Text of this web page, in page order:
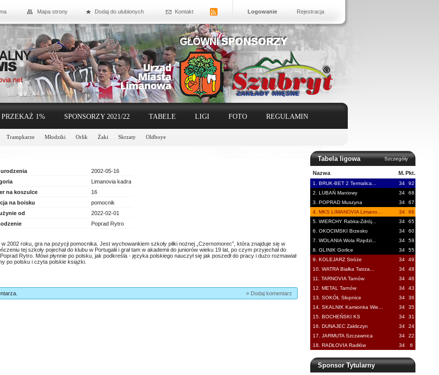
Mapa strony Dodaj do ulubionych Kontakt Logowanie Rejestracja
Trampkarze Młodziki Orlik Żaki Skrzaty Oldboye
PRZEKAŻ 1% SPONSORZY 2021/22 TABELE LIGI FOTO REGULAMIN
Tabela ligowa Szczegóły
Nazwa M. Pkt.
1. BRUK-BET 2 Termalica... 34
92
2. LUBAŃ Maniowy
34
68
3. POPRAD Muszyna
34
67
4. MKS LIMANOVIA Limano...
34
66
5. WIERCHY Rabka-Zdrój...
34
65
6. OKOCIMSKI Brzesko
34
60
7. WOLANIA Wola Rzędzi...
34
59
8. GLINIK Gorlice
34
55
9. KOLEJARZ Stróże
34
49
10. WATRA Białka Tatrza...
34
48
11. TARNOVIA Tarnów
34
46
12. METAL Tarnów
34
43
13. SOKÓŁ Słopnice
34
36
14. SKALNIK Kamionka Wie...
34
35
15. BOCHEŃSKI KS
34
31
16. DUNAJEC Zakliczyn
34
24
17. JARMUTA Szczawnica
34
22
18. RADŁOVIA Radłów
34 6
Sponsor Tytularny
2002-05-16
Limanovia kadra
na koszulce
16
na boisku
pomocnik
od
2022-02-01
Poprad Rytro
2002 roku, gra na pozycji pomocnika. Jest wychowankiem szkoły piłki nożnej „Czernomorec”, która znajduje się w
tej szkoły pojechał do klubu w Portugalii i grał tam w akademii do juniorów wieku 19 lat, po czym przyjechał do
Rytro. Mówi płynnie po polsku, jak podkreśla - języka polskiego nauczył się jak poszedł do pracy i dużo rozmawiał
po polsku i czyta polskie książki.
» Dodaj komentarz